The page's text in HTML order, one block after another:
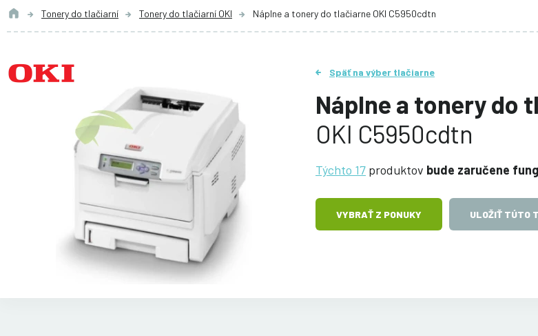
Tonery do tlačiarní Tonery do tlačiarní OKI Náplne a tonery do tlačiarne OKI C5950cdtn
Späť na výber tlačiarne
Náplne a tonery do
OKI C5950cdtn
Týchto 17produktov bude zaručene
VYBRAŤ Z PONUKY ULOŽIŤ TÚTO